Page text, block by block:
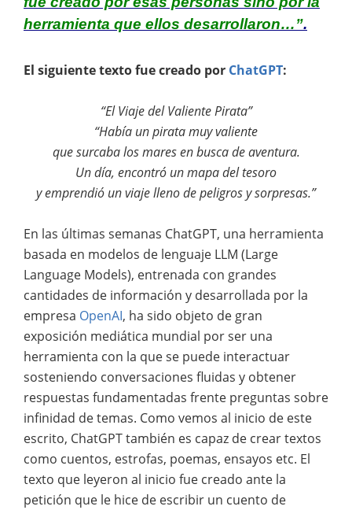
herramienta que ellos desarrollaron…”.
El siguiente texto fue creado por ChatGPT:
“El Viaje del Valiente Pirata”
“Había un pirata muy valiente
que surcaba los mares en busca de aventura.
Un día, encontró un mapa del tesoro
y emprendió un viaje lleno de peligros y sorpresas.”
En las últimas semanas ChatGPT, una herramienta
basada en modelos de lenguaje LLM (Large
Language Models), entrenada con grandes
cantidades de información y desarrollada por la
empresa OpenAI, ha sido objeto de gran
exposición mediática mundial por ser una
herramienta con la que se puede interactuar
sosteniendo conversaciones fluidas y obtener
respuestas fundamentadas frente preguntas sobre
infinidad de temas. Como vemos al inicio de este
escrito, ChatGPT también es capaz de crear textos
como cuentos, estrofas, poemas, ensayos etc. El
texto que leyeron al inicio fue creado ante la
petición que le hice de escribir un cuento de